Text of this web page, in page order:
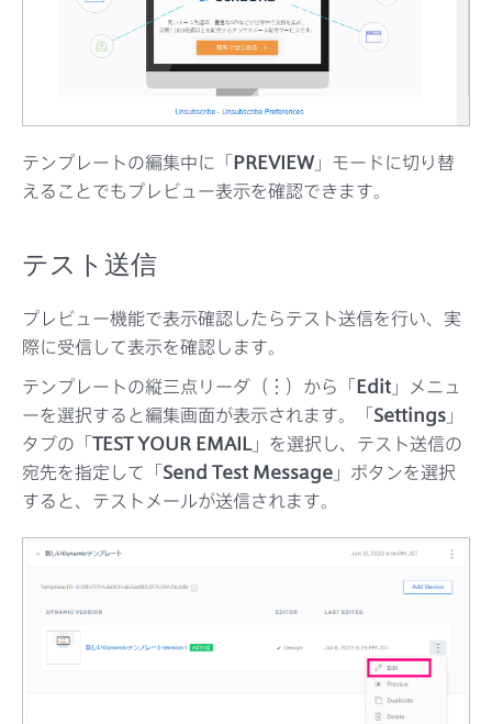
テンプレートの編集中に「PREVIEW 」モードに切り替
えることでもプレビュー表示を確認できます。
テスト送信
プレビュー機能で表示確認したらテスト送信を行い、実
際に受信して表示を確認します。
テンプレートの縦三点リーダ（︙）から「Edit 」メニュ
ーを選択すると編集画面が表示されます。「Settings 」
タブの「TEST YOUR EMAIL」を選択し、テスト送信の
宛先を指定して「Send Test Message 」ボタンを選択
すると、テストメールが送信されます。